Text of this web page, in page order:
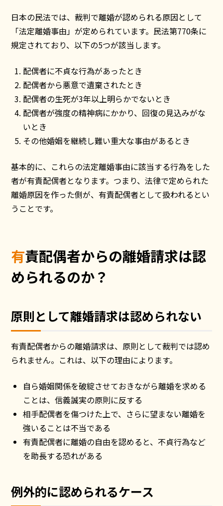
日本の民法では、裁判で離婚が認められる原因として
「法定離婚事由」が定められています。民法第770条に
規定されており、以下の5つが該当します。
配偶者に不貞な行為があったとき
配偶者から悪意で遺棄されたとき
配偶者の生死が3年以上明らかでないとき
配偶者が強度の精神病にかかり、回復の見込みがな
いとき
その他婚姻を継続し難い重大な事由があるとき
基本的に、これらの法定離婚事由に該当する行為をした
者が有責配偶者となります。つまり、法律で定められた
離婚原因を作った側が、有責配偶者として扱われるとい
うことです。
有責配偶者からの離婚請求は認
められるのか？
原則として離婚請求は認められない
有責配偶者からの離婚請求は、原則として裁判では認め
られません。これは、以下の理由によります。
自ら婚姻関係を破綻させておきながら離婚を求める
ことは、信義誠実の原則に反する
相手配偶者を傷つけた上で、さらに望まない離婚を
強いることは不当である
有責配偶者に離婚の自由を認めると、不貞行為など
を助長する恐れがある
例外的に認められるケース